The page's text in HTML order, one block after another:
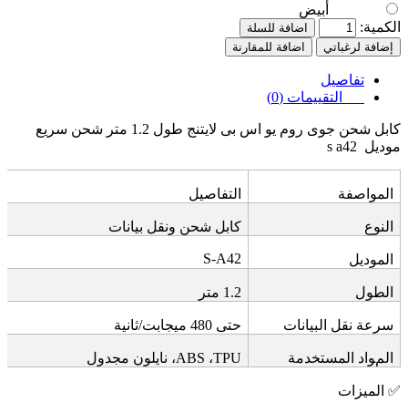
أبيض
الكمية:
اضافة للسلة
إضافة لرغباتي
اضافة للمقارنة
تفاصيل
التقييمات (0)
كابل شحن جوى روم يو اس بى لايتنج طول 1.2 متر شحن سريع
موديل s a42
المواصفة التفاصيل
النوع كابل شحن ونقل بيانات
الموديل S-A42
الطول 1.2 متر
سرعة نقل البيانات حتى 480 ميجابت/ثانية
المواد المستخدمة ABS ،TPU ، نايلون مجدول
✅ الميزات